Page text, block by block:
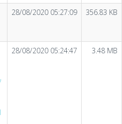
28/08/2020 05:27:09 356.83 KB
28/08/2020 05:24:47 3.48 MB